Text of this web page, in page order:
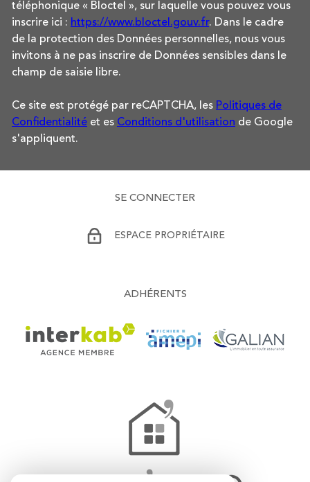
téléphonique « Bloctel », sur laquelle vous pouvez vous
inscrire ici : https://www.bloctel.gouv.fr. Dans le cadre
de la protection des Données personnelles, nous vous
invitons à ne pas inscrire de Données sensibles dans le
champ de saisie libre.
Ce site est protégé par reCAPTCHA, les Politiques de
Confidentialité et es Conditions d'utilisation de Google
s'appliquent.
SE CONNECTER
ESPACE PROPRIÉTAIRE
ADHÉRENTS